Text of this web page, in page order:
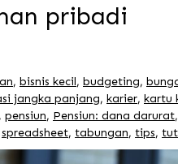
pribadi
, bisnis kecil, budgeting,
jangka panjang, karier, kartu
, pensiun, Pensiun: dana darurat,
spreadsheet, tabungan, tips,